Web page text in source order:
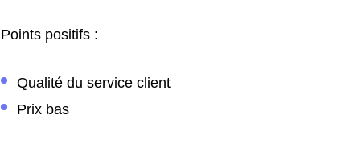
Points positifs :
Qualité du service client
Prix bas